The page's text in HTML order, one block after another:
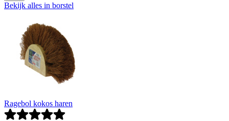
Bekijk alles in borstel
Ragebol kokos haren